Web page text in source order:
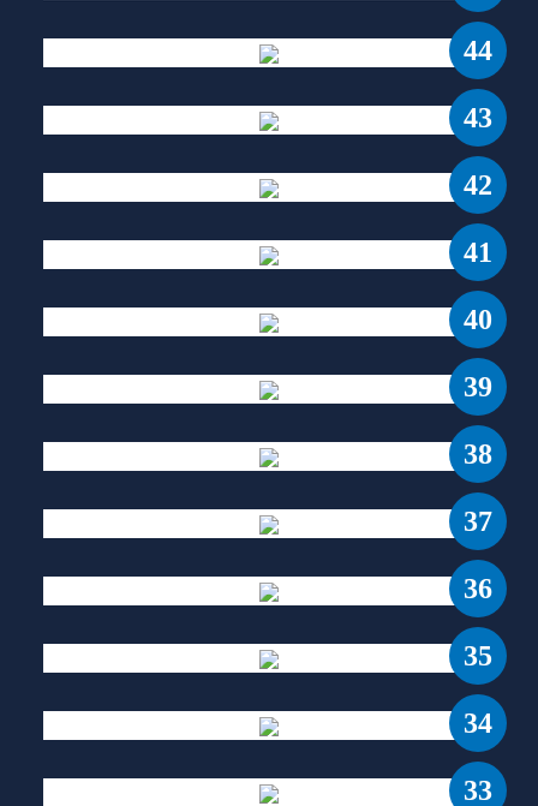
44
43
42
41
40
39
38
37
36
35
34
33